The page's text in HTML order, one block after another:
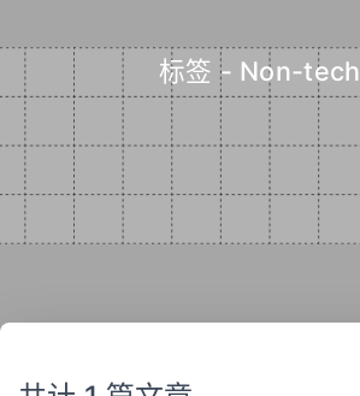
标签 - Non-tech